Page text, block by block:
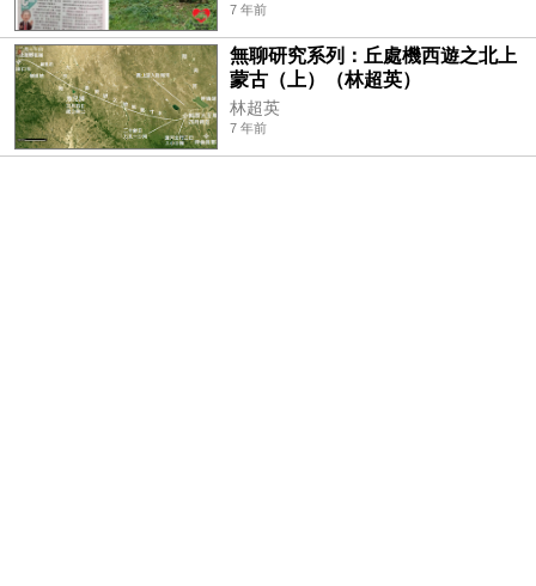
7 年前
無聊研究系列：丘處機西遊之北上
蒙古（上）（林超英）
林超英
7 年前